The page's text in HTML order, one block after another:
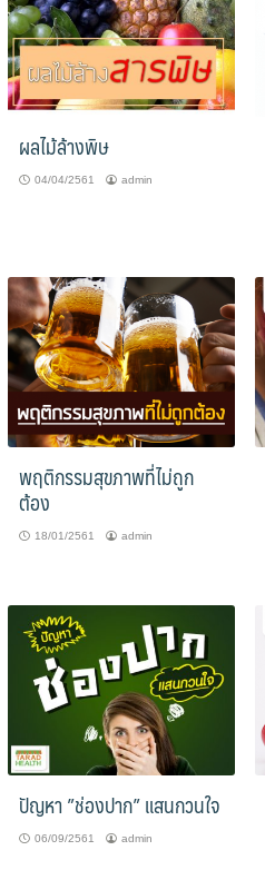
ผลไม้ล้างพิษ
04/04/2561 admin
พฤติกรรมสุขภาพที่ไม่ถูก
ต้อง
18/01/2561 admin
ปัญหา ”ช่องปาก” แสนกวนใจ
06/09/2561 admin